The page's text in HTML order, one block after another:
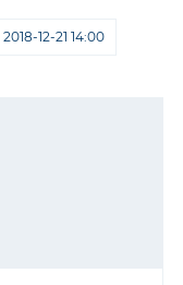
2018-12-21 14:00